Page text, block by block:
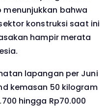
bahwa
konstruksi saat ini
hampir merata
lapangan per Juni
kemasan 50 kilogram
hingga Rp70.000